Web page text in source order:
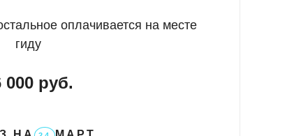
оплачивается на месте
гиду
000 руб.